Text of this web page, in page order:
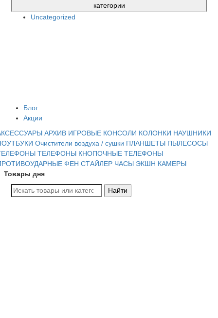
категории
Uncategorized
Блог
Акции
АРХИВ ИГРОВЫЕ КОНСОЛИ КОЛОНКИ НАУШНИКИ
Очистители воздуха / сушки ПЛАНШЕТЫ ПЫЛЕСОСЫ
ТЕЛЕФОНЫ КНОПОЧНЫЕ ТЕЛЕФОНЫ
ФЕН СТАЙЛЕР ЧАСЫ ЭКШН КАМЕРЫ
Товары дня
Найти